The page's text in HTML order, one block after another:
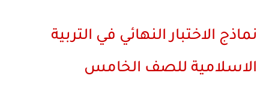
نماذج الاختبار النهائي في التربية
الاسلامية للصف الخامس